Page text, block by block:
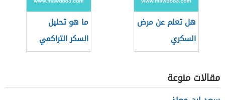
هل تعلم عن مرض
السكري
ما هو تحليل
السكر التراكمي
للحامل
مقالات منوعة